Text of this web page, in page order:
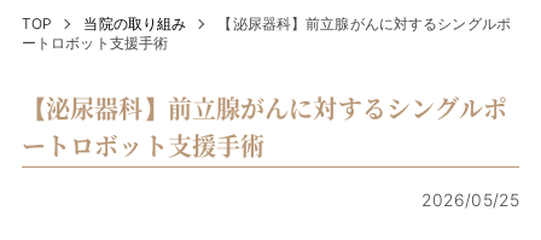
TOP 当院の取り組み
【泌尿器科】前立腺がんに対するシングルポ
ートロボット支援手術
【泌尿器科】前立腺がんに対するシングルポ
ートロボット支援手術
2026/05/25